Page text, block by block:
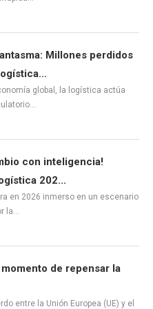
Millones perdidos
global, la logística actúa
con inteligencia!
202...
en 2026 inmerso en un escenario
la…
de repensar la
entre la Unión Europea (UE) y el